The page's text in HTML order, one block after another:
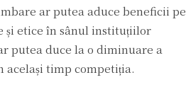
ar putea aduce beneficii pe
și etice în sânul instituțiilor
putea duce la o diminuare a
același timp competiția.